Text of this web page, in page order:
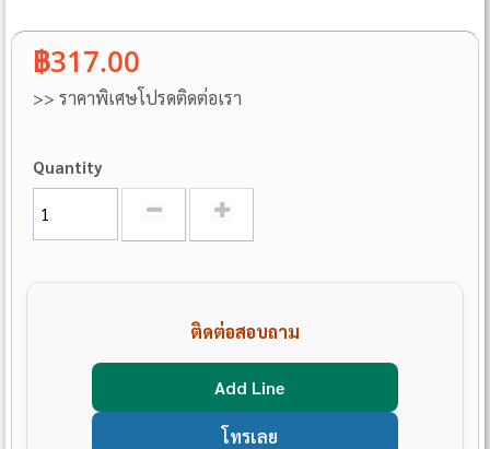
฿317.00
>> ราคาพิเศษโปรดติดต่อเรา
Quantity
ติดต่อสอบถาม
Add Line
โทรเลย